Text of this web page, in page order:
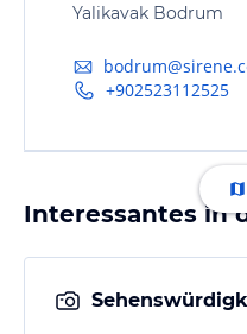
Yalikavak Bodrum
+902523112525
Interessantes in